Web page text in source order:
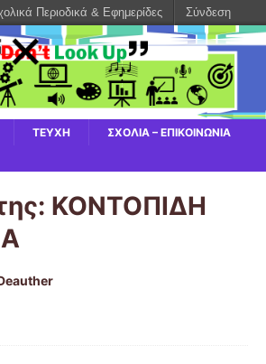
ΤΕΥΧΗ
ΣΧΟΛΙΑ – ΕΠΙΚΟΙΝΩΝΙΑ
ΚΟΝΤΟΠΙΔΗ
Περιοδικά & Εφημερίδες Σύνδεση